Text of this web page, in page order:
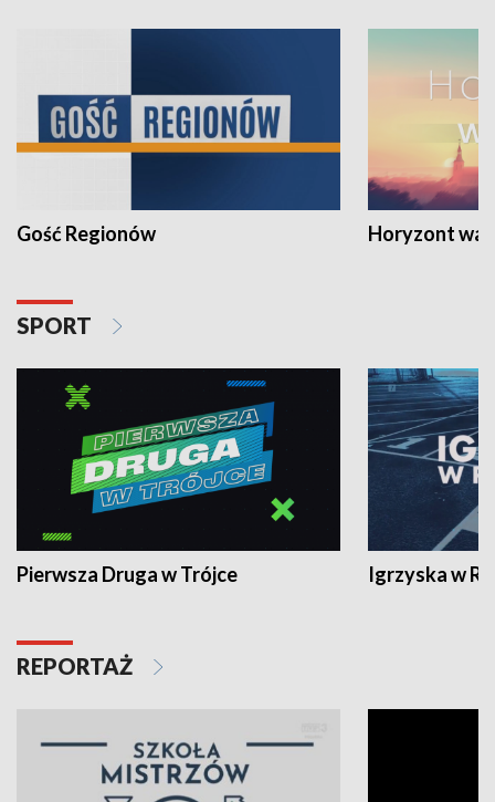
Gość Regionów Horyzont
SPORT
Pierwsza Druga w Trójce Igrzyska w
REPORTAŻ